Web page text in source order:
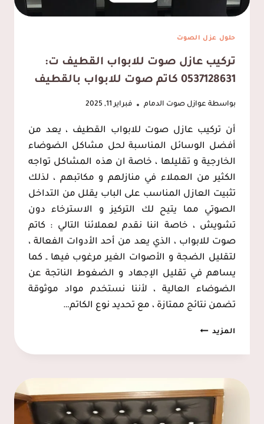
حلول عزل الصوت
تركيب عازل صوت للابواب القطيف ت:
0537128631 كاتم صوت للابواب بالقطيف
بواسطة عوازل صوت الدمام فبراير 11, 2025
أن تركيب عازل صوت للابواب القطيف ، يعد من
أفضل الوسائل المناسبة لحل مشاكل الضوضاء
الخارجية و تقليلها ، خاصة ان هذه المشاكل تواجه
الكثير من العملاء في منازلهم و مكاتبهم ، لذلك
تثبيت العازل المناسب على الباب يقلل من التداخل
الصوتي مما يتيح لك التركيز و الاسترخاء دون
تشويش ، خاصة اننا نقدم لعملائنا التالي : كاتم
صوت للابواب ، الذي يعد من أحد الأدوات الفعالة ،
لتقليل الضجة و الأصوات الغير مرغوب فيها ـ كما
يساهم في تقليل الإجهاد و الضغوط الناتجة عن
الضوضاء العالية ، لأننا نستخدم مواد موثوقة
تضمن نتائج ممتازة ، مع تحديد نوع الكاتم…
المزيدتركيب
القطيف